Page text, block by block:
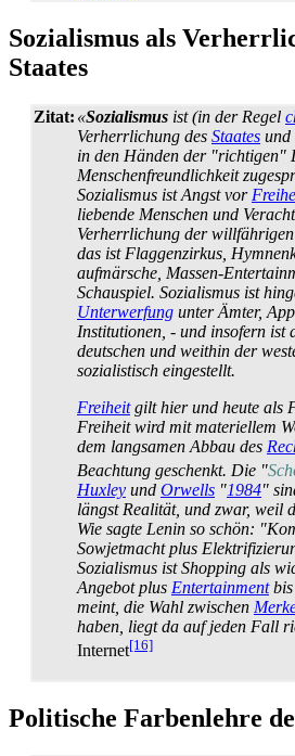
Sozialismus als
Staates
Zitat: «Sozialismus ist (in der Regel
Verherrlichung des Staates und
in den Händen der "richtigen"
Menschen­freundlichkeit
Sozialismus ist Angst vor
liebende Menschen und
Verherrlichung der
das ist Flaggenzirkus,
aufmärsche, Massen-
Schauspiel. Sozialismus ist
Unterwerfung unter Ämter,
Institutionen, - und insofern ist
deutschen und weithin der
sozialistisch eingestellt.
Freiheitgilt hier und heute als
Freiheit wird mit materiellem
dem langsamen Abbau des
Beachtung geschenkt. Die "
Huxley und Orwells "1984"
längst Realität, und zwar, weil
Wie sagte Lenin so schön:
Sowjetmacht plus
Sozialismus ist Shopping als
Angebot plus Entertainmentbis
meint, die Wahl zwischen
haben, liegt da auf jeden Fall
Internet[16]
Politische Farbenlehre